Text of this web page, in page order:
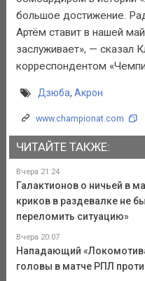
большое достижение.
Артём ставит в нашей
заслуживает», — сказал
корреспондентом
Дзюба, Акрон
www.championat.com
ЧИТАЙТЕ ТАКЖЕ:
Вчера 21:24
Галактионов о ничьей в
криков в раздевалке не
переломить ситуацию»
Вчера 20:07
Нападающий
головы в матче РПЛ